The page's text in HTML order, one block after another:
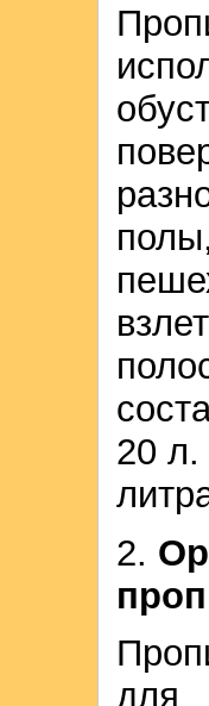
20 л.
2.
для